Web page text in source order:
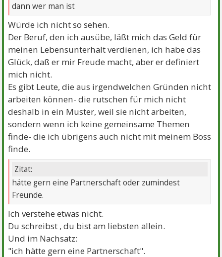
dann wer man ist
Würde ich nicht so sehen.
Der Beruf, den ich ausübe, läßt mich das Geld für
meinen Lebensunterhalt verdienen, ich habe das
Glück, daß er mir Freude macht, aber er definiert
mich nicht.
Es gibt Leute, die aus irgendwelchen Gründen nicht
arbeiten können- die rutschen für mich nicht
deshalb in ein Muster, weil sie nicht arbeiten,
sondern wenn ich keine gemeinsame Themen
finde- die ich übrigens auch nicht mit meinem Boss
finde.
Zitat:
hätte gern eine Partnerschaft oder zumindest
Freunde.
Ich verstehe etwas nicht.
Du schreibst , du bist am liebsten allein.
Und im Nachsatz:
"ich hätte gern eine Partnerschaft".